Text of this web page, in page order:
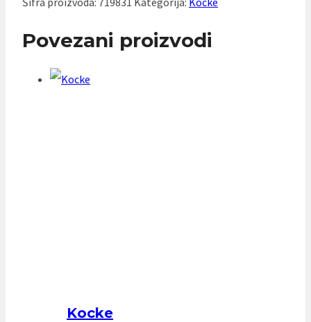
Povezani proizvodi
Kocke